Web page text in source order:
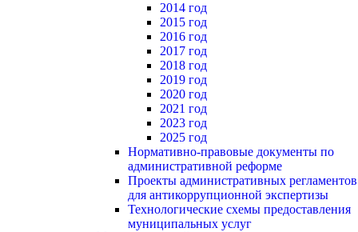
2014 год
2015 год
2016 год
2017 год
2018 год
2019 год
2020 год
2021 год
2023 год
2025 год
Нормативно-правовые документы по
административной реформе
Проекты административных регламентов
для антикоррупционной экспертизы
Технологические схемы предоставления
муниципальных услуг